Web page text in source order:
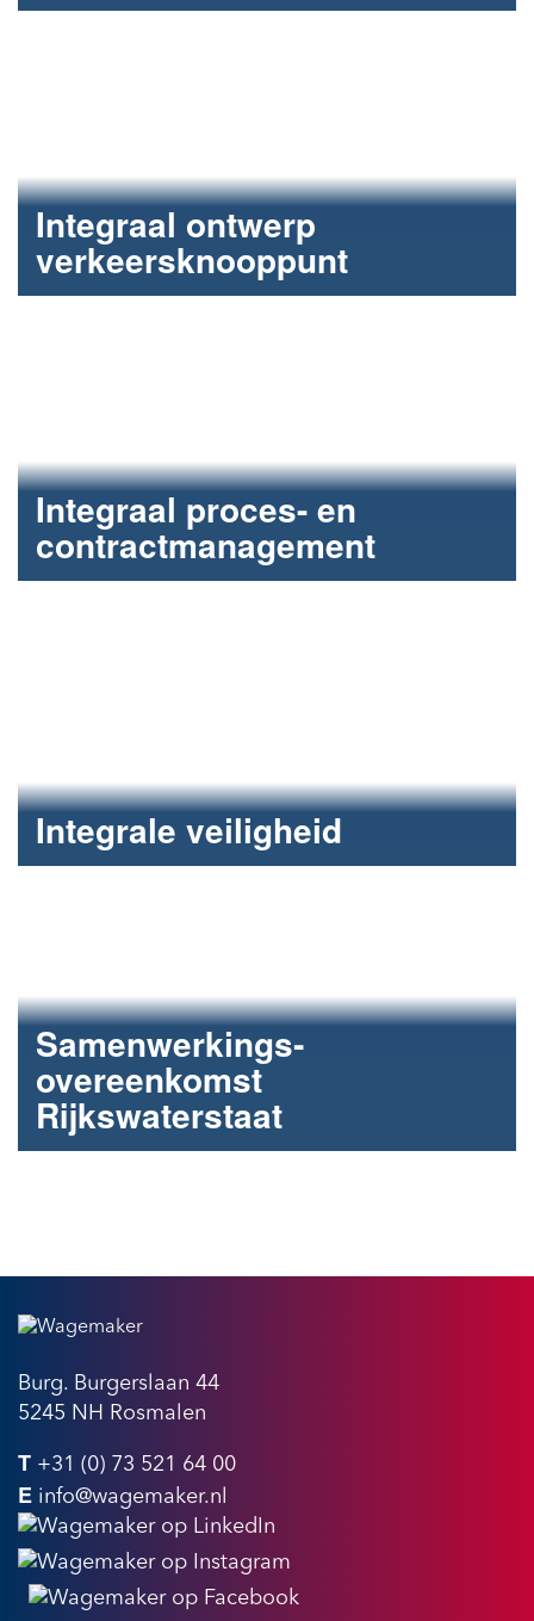
Integraal ontwerp
verkeersknooppunt
Integraal proces- en
contract­management
Integrale veiligheid
Samenwerkings­­
overeenkomst
Rijkswaterstaat
Burg. Burgerslaan 44
5245 NH Rosmalen
T +31 (0) 73 521 64 00
E info@wagemaker.nl
Privacybeleid
Disclaimer